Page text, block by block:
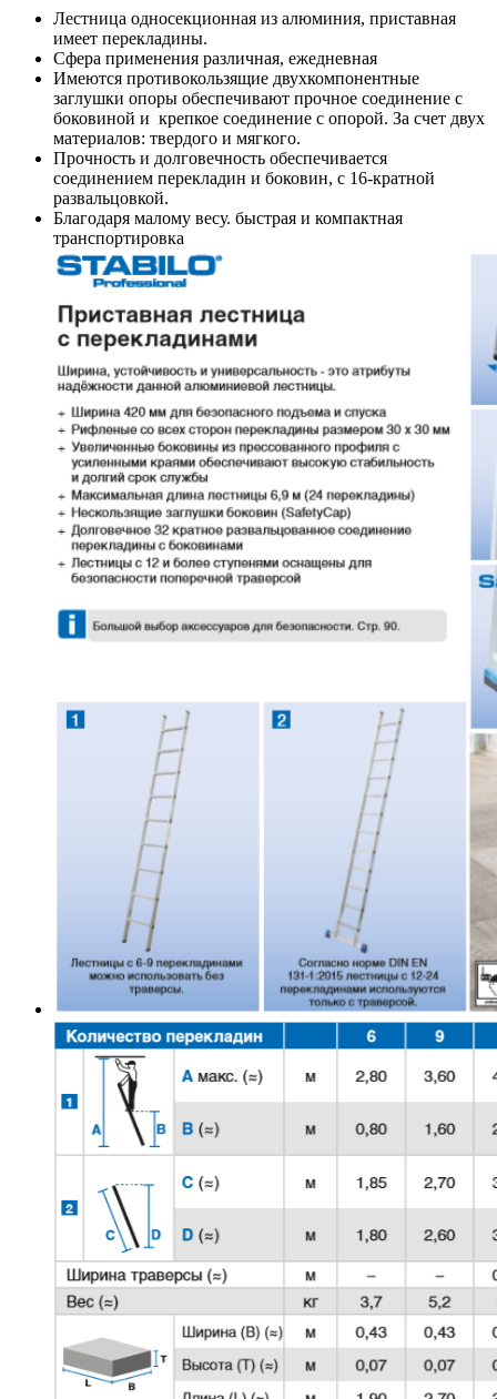
Лестница односекционная из алюминия, приставная
имеет перекладины.
Сфера применения различная, ежедневная
Имеются противокользящие двухкомпонентные
заглушки опоры обеспечивают прочное соединение с
боковиной и крепкое соединение с опорой. За счет двух
материалов: твердого и мягкого.
Прочность и долговечность обеспечивается
соединением перекладин и боковин, с 16-кратной
развальцовкой.
Благодаря малому весу. быстрая и компактная
транспортировка